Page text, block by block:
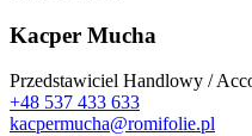
Kacper Mucha
Przedstawiciel Handlowy /
+48 537 433 633
kacpermucha@romifolie.pl